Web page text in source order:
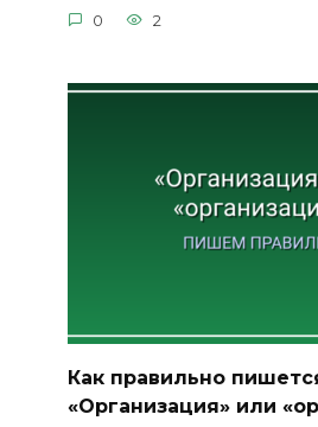
0 2
Как правильно
«Организация» или